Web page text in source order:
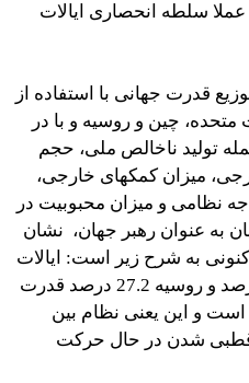
عملا سلطه انحصاری ایالات
قدرت جهانی با استفاده از
متحده، چین و روسیه و با در
تولید ناخالص ملی، حجم
میزان کمکهای خارجی،
نظامی و میزان محبوبیت در
به عنوان رهبر جهان، نشان
به شرح زیر است: ایالات
متحده 38.1 درصد، چین 34.5 درصد و روسیه 27.2 درصد قدرت
و این یعنی نظام بین
قطبی شدن در حال حرکت